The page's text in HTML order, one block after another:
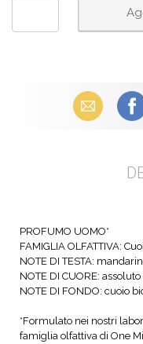
Email
PROFUMO UOMO*
FAMIGLIA OLFATTIVA:
NOTE DI TESTA:
NOTE DI CUORE:
NOTE DI FONDO: cuoio
*Formulato nei nostri
famiglia olfattiva di One